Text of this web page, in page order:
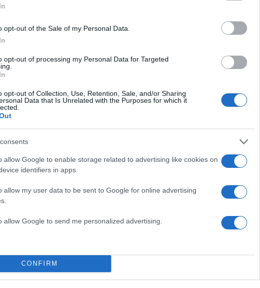
opt-out of the Sale of my Personal Data.
opt-out of processing my Personal Data for Targeted
opt-out of Collection, Use, Retention, Sale, and/or Sharing
Data that Is Unrelated with the Purposes for which it
allow Google to enable storage related to advertising like cookies on
identifiers in apps.
allow my user data to be sent to Google for online advertising
allow Google to send me personalized advertising.
CONFIRM
Σχολίασε εδώ
2000 /2000
από reCAPTCHA, ισχύουνΠολιτική Απορρήτου
ΙΜΙΑ
ΚΥΡΙΑΚΟΣ ΜΗΤΣΟΤΑΚΗΣ
Share: